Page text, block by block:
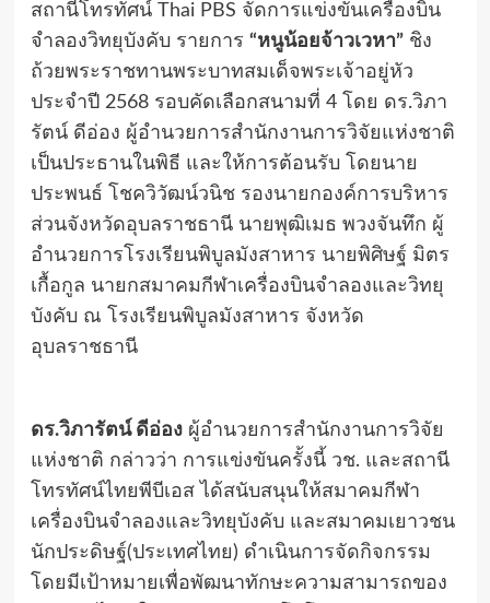
สถานีโทรทัศน์ Thai PBS จัดการแข่งขันเครื่องบิน
จำลองวิทยุบังคับ รายการ “หนูน้อยจ้าวเวหา”ชิง
ถ้วยพระราชทานพระบาทสมเด็จพระเจ้าอยู่หัว
ประจำปี 2568 รอบคัดเลือกสนามที่ 4 โดย ดร.วิภา
รัตน์ ดีอ่อง ผู้อำนวยการสำนักงานการวิจัยแห่งชาติ
เป็นประธานในพิธี และให้การต้อนรับ โดยนาย
ประพนธ์ โชควิวัฒน์วนิช รองนายกองค์การบริหาร
ส่วนจังหวัดอุบลราชธานี นายพุฒิเมธ พวงจันทึก ผู้
อำนวยการโรงเรียนพิบูลมังสาหาร นายพิศิษฐ์ มิตร
เกื้อกูล นายกสมาคมกีฬาเครื่องบินจำลองและวิทยุ
บังคับ ณ โรงเรียนพิบูลมังสาหาร จังหวัด
อุบลราชธานี
ดร.วิภารัตน์ ดีอ่องผู้อำนวยการสำนักงานการวิจัย
แห่งชาติ กล่าวว่า การแข่งขันครั้งนี้ วช. และสถานี
โทรทัศน์ไทยพีบีเอส ได้สนับสนุนให้สมาคมกีฬา
เครื่องบินจำลองและวิทยุบังคับ และสมาคมเยาวชน
นักประดิษฐ์(ประเทศไทย) ดำเนินการจัดกิจกรรม
โดยมีเป้าหมายเพื่อพัฒนาทักษะความสามารถของ